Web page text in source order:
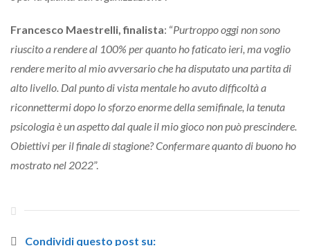
Francesco Maestrelli, finalista: “Purtroppo oggi non sono
riuscito a rendere al 100% per quanto ho faticato ieri, ma voglio
rendere merito al mio avversario che ha disputato una partita di
alto livello. Dal punto di vista mentale ho avuto difficoltà a
riconnettermi dopo lo sforzo enorme della semifinale, la tenuta
psicologia è un aspetto dal quale il mio gioco non può prescindere.
Obiettivi per il finale di stagione? Confermare quanto di buono ho
mostrato nel 2022”.
Condividi questo post su: